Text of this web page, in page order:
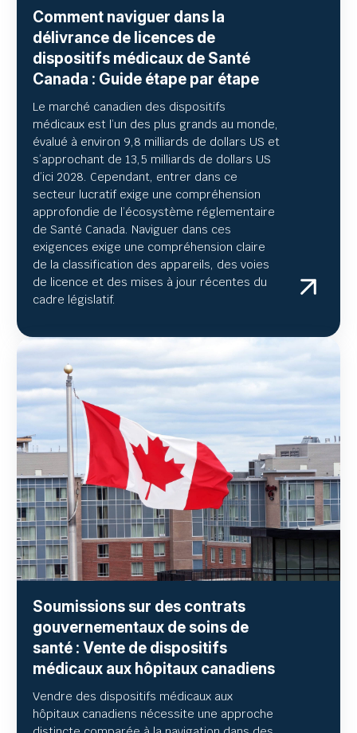
Comment naviguer dans la
délivrance de licences de
dispositifs médicaux de Santé
Canada : Guide étape par étape
Le marché canadien des dispositifs
médicaux est l’un des plus grands au monde,
évalué à environ 9,8 milliards de dollars US et
s’approchant de 13,5 milliards de dollars US
d’ici 2028. Cependant, entrer dans ce
secteur lucratif exige une compréhension
approfondie de l’écosystème réglementaire
de Santé Canada. Naviguer dans ces
exigences exige une compréhension claire
de la classification des appareils, des voies
de licence et des mises à jour récentes du
cadre législatif.
Soumissions sur des contrats
gouvernementaux de soins de
santé : Vente de dispositifs
médicaux aux hôpitaux canadiens
Vendre des dispositifs médicaux aux
hôpitaux canadiens nécessite une approche